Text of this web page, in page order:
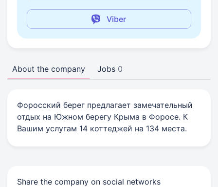
Viber
About the company Jobs 0
Форосский берег предлагает замечательный
отдых на Южном берегу Крыма в Форосе. К
Вашим услугам 14 коттеджей на 134 места.
Share the company on social networks